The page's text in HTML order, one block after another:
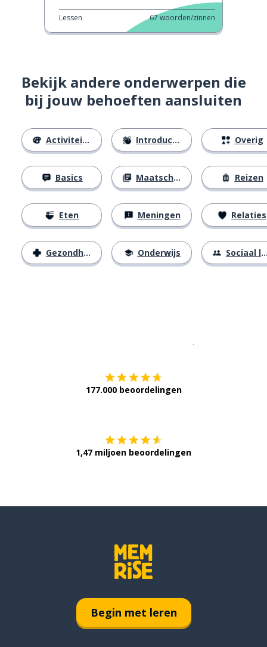
Lessen 67woorden/zinnen
Bekijk andere onderwerpen die
bij jouw behoeften aansluiten
Activiteiten
Basics
Eten
Gezondheid
Introducties
Maatschappij
Meningen
Onderwijs
Overig
Reizen
Relaties
Sociaal leven
177.000 beoordelingen
1,47 miljoen beoordelingen
Begin met leren